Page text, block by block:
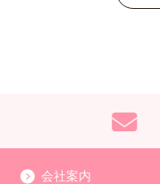
会社案内